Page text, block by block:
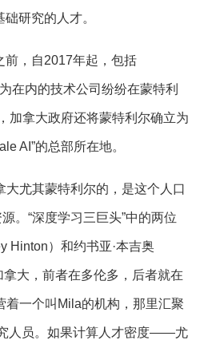
研究的人才。
前，自2017年起，包括
在内的技术公司纷纷在蒙特利
加拿大政府还将蒙特利尔确立为
AI”的总部所在地。
尤其蒙特利尔的，是这个人口
。“深度学习三巨头”中的两位
）和约书亚·本吉奥
拿大，前者在多伦多，后者就在
着一个叫Mila的机构，那里汇聚
人员。如果计算人才密度——尤